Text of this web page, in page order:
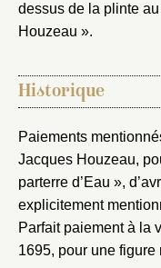
dessus de la plinte
Houzeau ».
Historique
Paiements
Jacques Houzeau,
parterre d’Eau »,
explicitement
Parfait paiement à la
1695, pour une figure